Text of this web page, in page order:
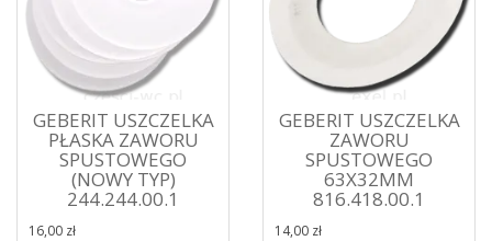
GEBERIT USZCZELKA
PŁASKA ZAWORU
SPUSTOWEGO
(NOWY TYP)
244.244.00.1
16,00 zł
GEBERIT USZCZELKA
ZAWORU
SPUSTOWEGO
63X32MM
816.418.00.1
14,00 zł